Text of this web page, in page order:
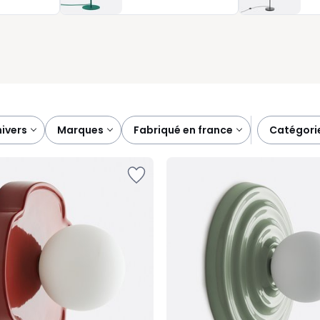
vos pièces, notre gamme s’adapte à vos besoins. Chaque
marques fabriqué en france